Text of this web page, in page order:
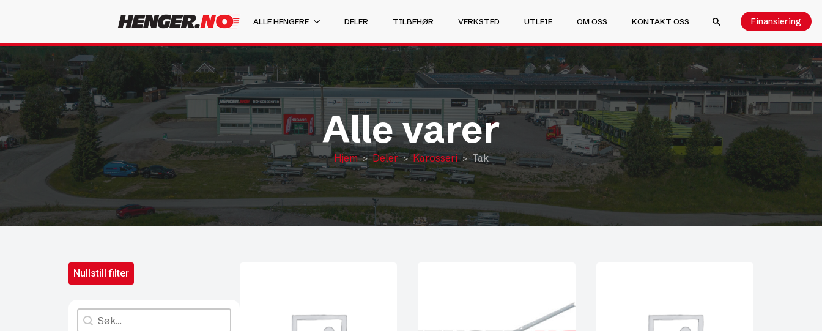
ALLE HENGERE DELER TILBEHØR VERKSTED UTLEIE OM OSS
KONTAKT OSS
Finansiering
Alle varer
Hjem Deler Karosseri Tak
Nullstill filter
Søk
Search content